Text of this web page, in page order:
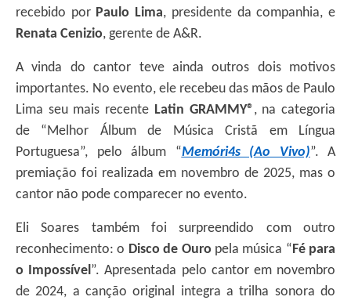
recebido por Paulo Lima, presidente da companhia, e
Renata Cenizio, gerente de A&R.
A vinda do cantor teve ainda outros dois motivos
importantes. No evento, ele recebeu das mãos de Paulo
Lima seu mais recente Latin GRAMMY®, na categoria
de “Melhor Álbum de Música Cristã em Língua
Portuguesa”, pelo álbum “Memóri4s (Ao Vivo)”. A
premiação foi realizada em novembro de 2025, mas o
cantor não pode comparecer no evento.
Eli Soares também foi surpreendido com outro
reconhecimento: o Disco de Ouro pela música “ Fé para
o Impossível ”. Apresentada pelo cantor em novembro
de 2024, a canção original integra a trilha sonora do